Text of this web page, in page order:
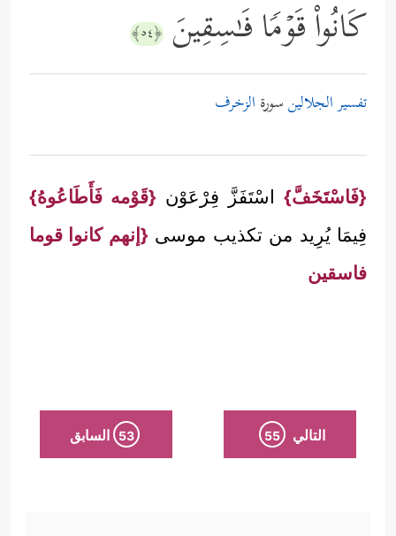
كَانُواْ قَوۡمࣰا فَـٰسِقِینَ ﴿٥٤﴾
تفسير الجلالينسورة الزخرف
{فَاسْتَخَفَّ} اسْتَفَزَّ فِرْعَوْن {قَوْمه فَأَطَاعُوهُ}
فِيمَا يُرِيد من تكذيب موسى {إنهم كانوا قوما
فاسقين
التالي 55
53 السابق